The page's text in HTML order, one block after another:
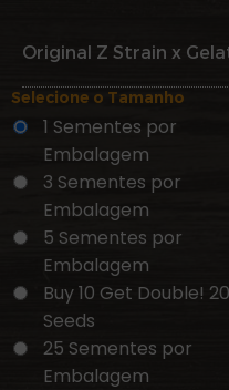
Original Z Strain x
Selecione o Tamanho
1 Sementes por
Embalagem
3 Sementes por
Embalagem
5 Sementes por
Embalagem
Buy 10 Get Double! 20
Seeds
25 Sementes por
Embalagem